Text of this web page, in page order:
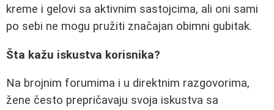
kreme i gelovi sa aktivnim sastojcima, ali oni sami
po sebi ne mogu pružiti značajan obimni gubitak.
Šta kažu iskustva korisnika?
Na brojnim forumima i u direktnim razgovorima,
žene često prepričavaju svoja iskustva sa